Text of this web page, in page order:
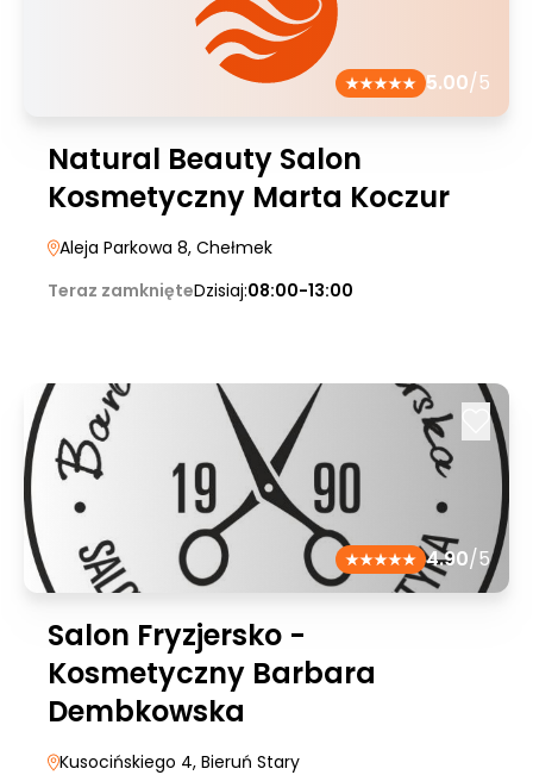
5.00/5
Natural Beauty Salon
Kosmetyczny Marta Koczur
Aleja Parkowa 8, Chełmek
Teraz zamknięteDzisiaj:08:00-13:00
4.90/5
Salon Fryzjersko -
Kosmetyczny Barbara
Dembkowska
Kusocińskiego 4, Bieruń Stary